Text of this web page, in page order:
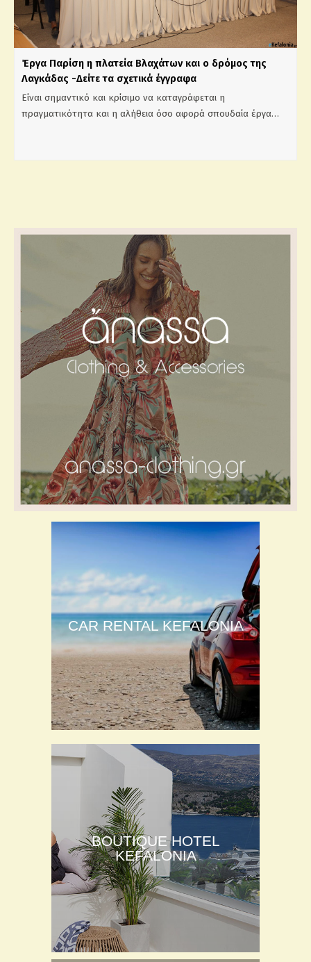
Έργα Παρίση η πλατεία Βλαχάτων και ο δρόμος της
Λαγκάδας -Δείτε τα σχετικά έγγραφα
Είναι σημαντικό και κρίσιμο να καταγράφεται η
πραγματικότητα και η αλήθεια όσο αφορά σπουδαία έργα…
CAR RENTAL KEFALONIA
BOUTIQUE HOTEL
KEFALONIA